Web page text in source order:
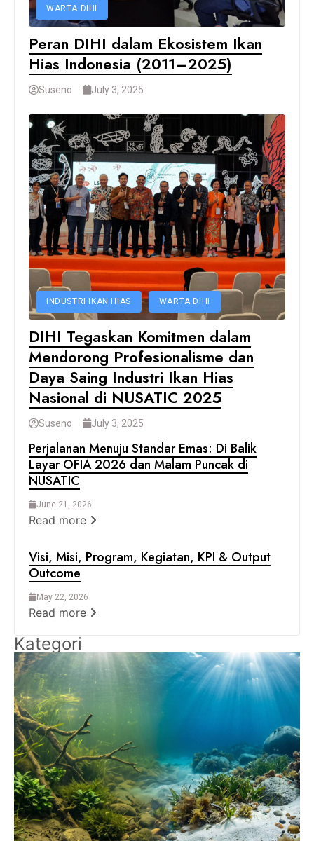
WARTA DIHI
Peran DIHI dalam Ekosistem Ikan
Hias Indonesia (2011–2025)
Suseno July 3, 2025
INDUSTRI IKAN HIAS WARTA DIHI
DIHI Tegaskan Komitmen dalam
Mendorong Profesionalisme dan
Daya Saing Industri Ikan Hias
Nasional di NUSATIC 2025
Suseno July 3, 2025
Perjalanan Menuju Standar Emas: Di Balik
Layar OFIA 2026 dan Malam Puncak di
NUSATIC
June 21, 2026
Read more
Visi, Misi, Program, Kegiatan, KPI & Output
Outcome
May 22, 2026
Read more
Kategori